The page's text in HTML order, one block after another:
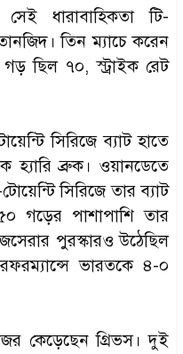
ধারাবাহিকতা টি-
তিন ম্যাচে করেন
গড় ছিল ৭০, স্ট্রাইক রেট
সিরিজে ব্যাট হাতে
হ্যারি ব্রুক। ওয়ানডেতে
সিরিজে তার ব্যাট
গড়ের পাশাপাশি তার
পুরস্কারও উঠেছিল
ভারতকে ৪-০
কেড়েছেন গ্রিভস। দুই